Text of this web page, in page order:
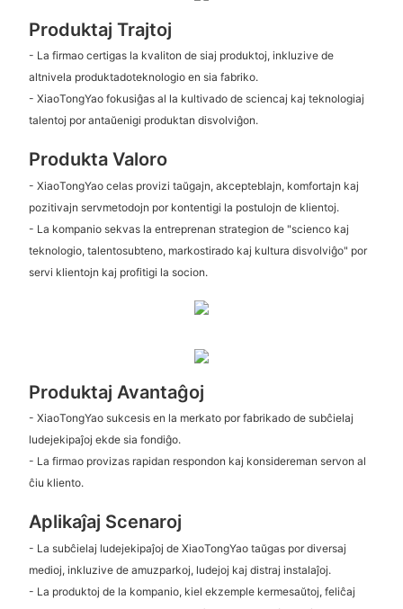
Produktaj Trajtoj
- La firmao certigas la kvaliton de siaj produktoj, inkluzive de
altnivela produktadoteknologio en sia fabriko.
- XiaoTongYao fokusiĝas al la kultivado de sciencaj kaj teknologiaj
talentoj por antaŭenigi produktan disvolviĝon.
Produkta Valoro
- XiaoTongYao celas provizi taŭgajn, akcepteblajn, komfortajn kaj
pozitivajn servmetodojn por kontentigi la postulojn de klientoj.
- La kompanio sekvas la entreprenan strategion de "scienco kaj
teknologio, talentosubteno, markostirado kaj kultura disvolviĝo" por
servi klientojn kaj profitigi la socion.
Produktaj Avantaĝoj
- XiaoTongYao sukcesis en la merkato por fabrikado de subĉielaj
ludejekipaĵoj ekde sia fondiĝo.
- La firmao provizas rapidan respondon kaj konsidereman servon al
ĉiu kliento.
Aplikaĵaj Scenaroj
- La subĉielaj ludejekipaĵoj de XiaoTongYao taŭgas por diversaj
medioj, inkluzive de amuzparkoj, ludejoj kaj distraj instalaĵoj.
- La produktoj de la kompanio, kiel ekzemple kermesaŭtoj, feliĉaj